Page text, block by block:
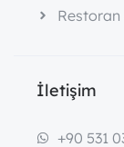
Restoran
İletişim
+90 531